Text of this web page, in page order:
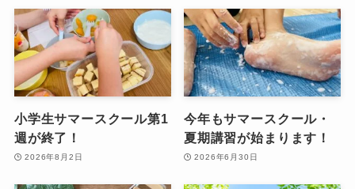
小学生サマースクール第1
週が終了！
2026年8月2日
今年もサマースクール・
夏期講習が始まります！
2026年6月30日